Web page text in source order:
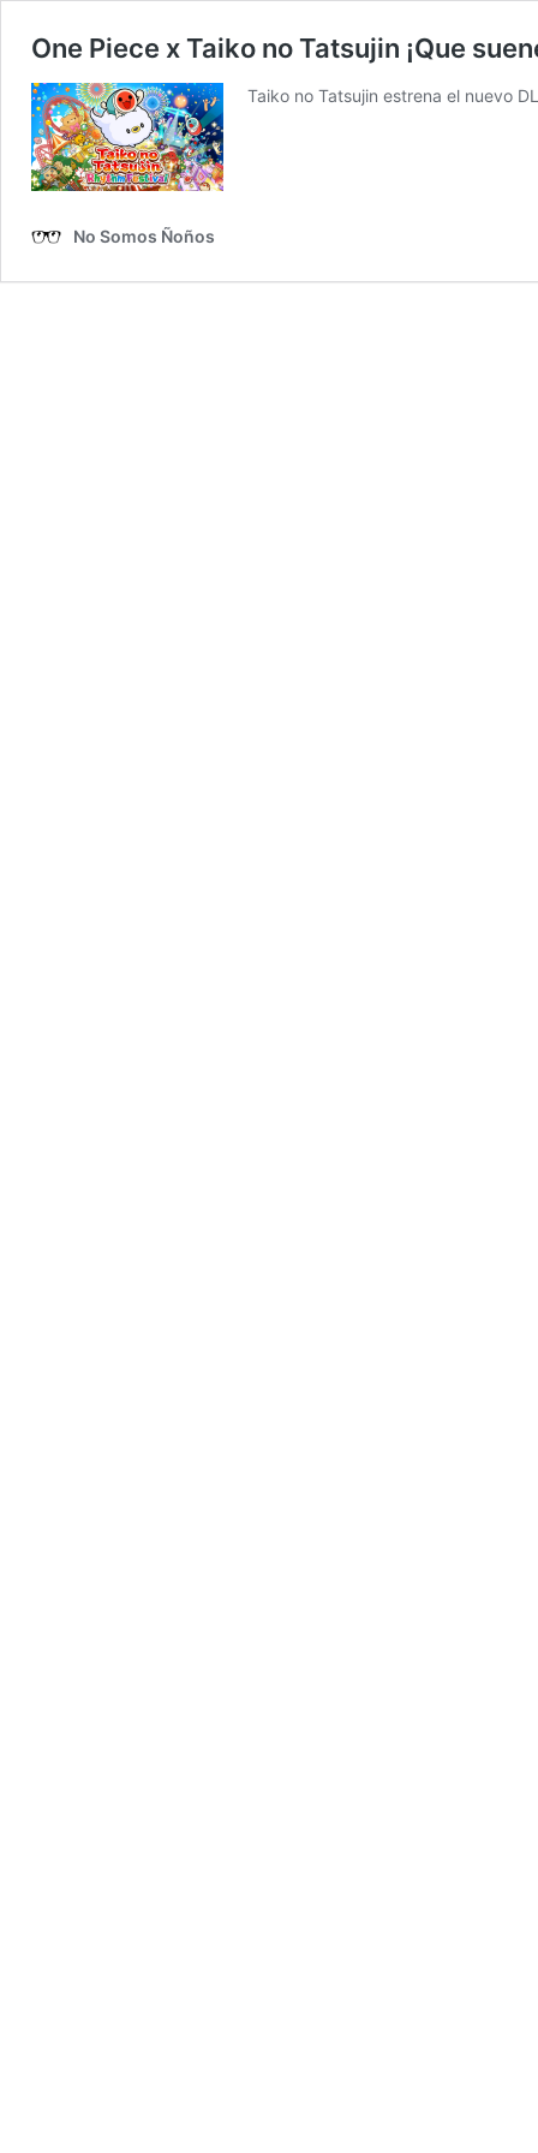
One Piece x Taiko no Tatsujin ¡Que
Taiko no Tatsujin estrena el nuevo
No Somos Ñoños